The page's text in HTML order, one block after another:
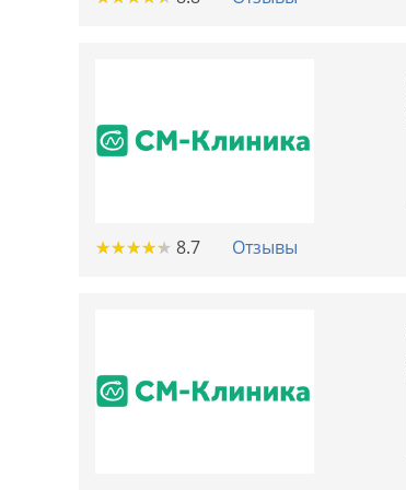
★★★★★
★★★★★ 8.7 Отзывы